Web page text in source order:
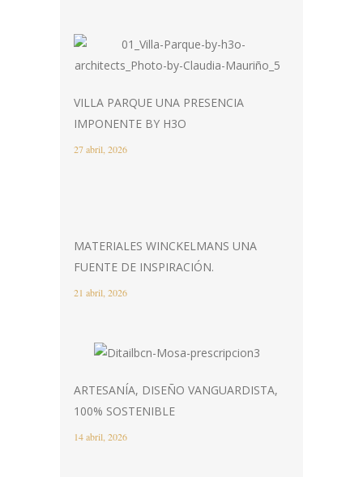
VILLA PARQUE UNA PRESENCIA
IMPONENTE BY H3O
27 abril, 2026
MATERIALES WINCKELMANS UNA
FUENTE DE INSPIRACIÓN.
21 abril, 2026
ARTESANÍA, DISEÑO VANGUARDISTA,
100% SOSTENIBLE
14 abril, 2026